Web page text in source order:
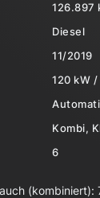
126.897
Diesel
11/2019
120 kW /
Kombi,
6
(kombiniert):